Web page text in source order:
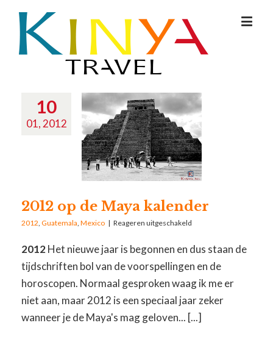
10
01, 2012
2012 op de Maya kalender
2012 ,Guatemala ,Mexico | Reageren uitgeschakeld
2012Het nieuwe jaar is begonnen en dus staan de
tijdschriften bol van de voorspellingen en de
horoscopen. Normaal gesproken waag ik me er
niet aan, maar 2012 is een speciaal jaar zeker
wanneer je de Maya's mag geloven... [...]